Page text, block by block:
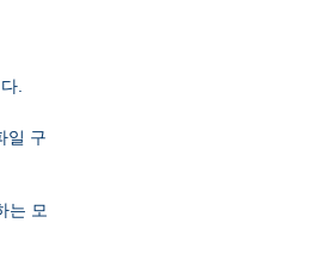
.
일 구
는 모